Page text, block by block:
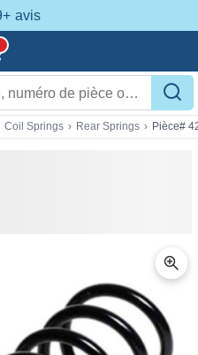
avis
Coil Springs › Rear Springs › Pièce#